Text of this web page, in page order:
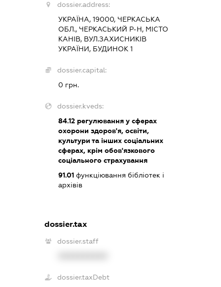
dossier.address:
УКРАЇНА, 19000, ЧЕРКАСЬКА
ОБЛ., ЧЕРКАСЬКИЙ Р-Н, МІСТО
КАНІВ, ВУЛ.ЗАХИСНИКІВ
УКРАЇНИ, БУДИНОК 1
dossier.capital:
0 грн.
dossier.kveds:
84.12 регулювання у сферах
охорони здоров'я, освіти,
культури та інших соціальних
сферах, крім обов'язкового
соціального страхування
91.01 функціювання бібліотек і
архівів
dossier.tax
dossier.staff
dossier.taxDebt